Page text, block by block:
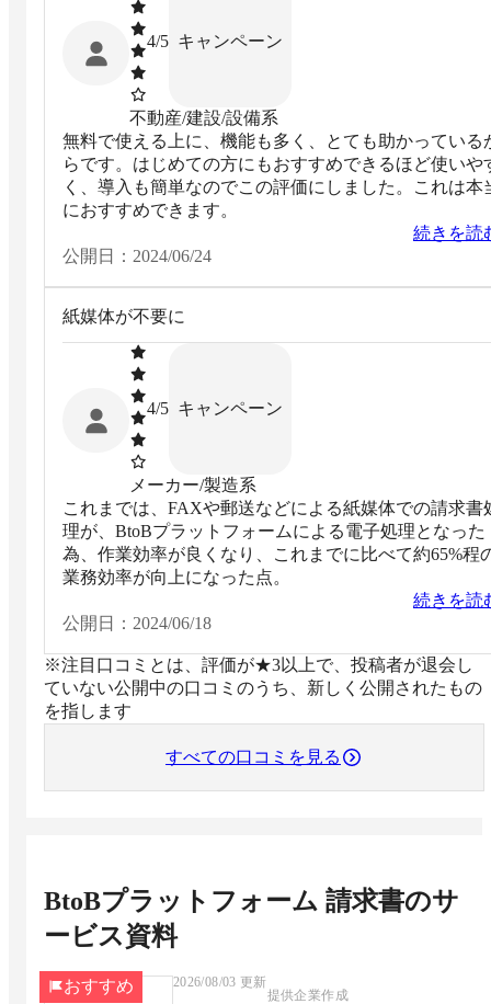
4/5 キャンペーン
不動産/建設/設備系
無料で使える上に、機能も多く、とても助かっている
らです。はじめての方にもおすすめできるほど使いや
く、導入も簡単なのでこの評価にしました。これは本
におすすめできます。
続きを読
公開日： 2024/06/24
紙媒体が不要に
4/5 キャンペーン
メーカー/製造系
これまでは、FAXや郵送などによる紙媒体での請求書
理が、BtoBプラットフォームによる電子処理となった
為、作業効率が良くなり、これまでに比べて約65%程
業務効率が向上になった点。
続きを読
公開日： 2024/06/18
※注目口コミとは、評価が★3以上で、投稿者が退会し
ていない公開中の口コミのうち、新しく公開されたもの
を指します
すべての口コミを見る
BtoBプラットフォーム 請求書のサ
ービス資料
おすすめ 2026/08/03 更新
提供企業作成